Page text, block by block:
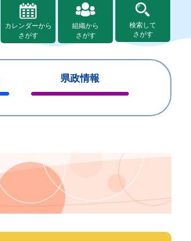
カレンダーから
さがす
組織から
さがす
検索して
さがす
県政情報
じ